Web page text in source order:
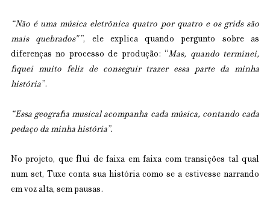
“Não é uma música eletrônica quatro por quatro e os grids são
mais quebrados"”, ele explica quando pergunto sobre as
diferenças no processo de produção: “Mas, quando terminei,
fiquei muito feliz de conseguir trazer essa parte da minha
história”.
“Essa geografia musical acompanha cada música, contando cada
pedaço da minha história”.
No projeto, que flui de faixa em faixa com transições tal qual
num set, Tuxe conta sua história como se a estivesse narrando
em voz alta, sem pausas.